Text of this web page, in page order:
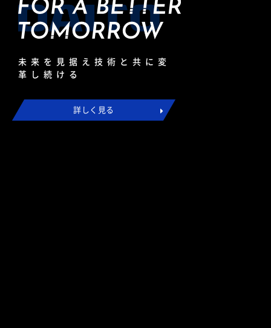
未来を見据え技術と共に変
革し続ける
詳しく見る